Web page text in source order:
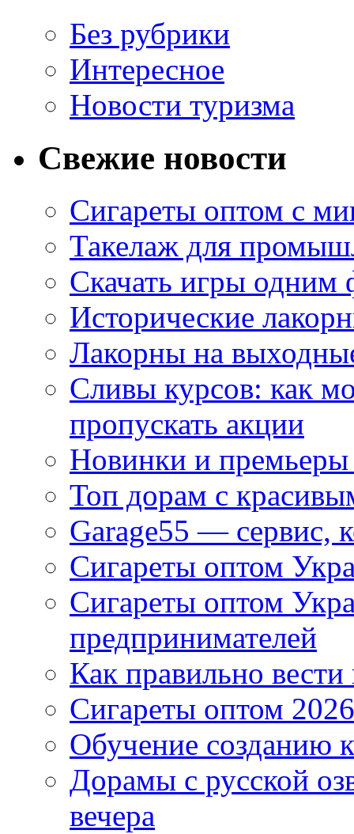
Без рубрики
Интересное
Новости туризма
Свежие новости
Сигареты оптом с
Такелаж для
Скачать игры одним
Исторические
Лакорны на
Сливы курсов: как
пропускать акции
Новинки и
Топ дорам с
Garage55 — сервис,
Сигареты оптом
Сигареты оптом
предпринимателей
Как правильно
Сигареты оптом
Обучение созданию
Дорамы с русской
вечера